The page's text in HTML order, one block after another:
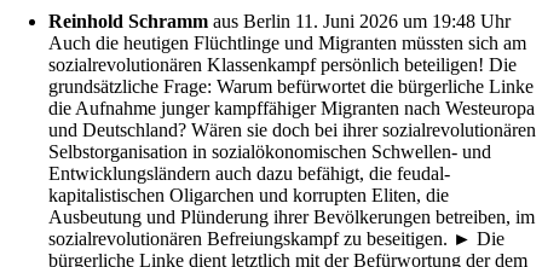
Reinhold Schramm aus Berlin 11. Juni 2026 um 19:48 Uhr
Auch die heutigen Flüchtlinge und Migranten müssten sich am
sozialrevolutionären Klassenkampf persönlich beteiligen! Die
grundsätzliche Frage: Warum befürwortet die bürgerliche Linke
die Aufnahme junger kampffähiger Migranten nach Westeuropa
und Deutschland? Wären sie doch bei ihrer sozialrevolutionären
Selbstorganisation in sozialökonomischen Schwellen- und
Entwicklungsländern auch dazu befähigt, die feudal-
kapitalistischen Oligarchen und korrupten Eliten, die
Ausbeutung und Plünderung ihrer Bevölkerungen betreiben, im
sozialrevolutionären Befreiungskampf zu beseitigen. ► Die
bürgerliche Linke dient letztlich mit der Befürwortung der dem